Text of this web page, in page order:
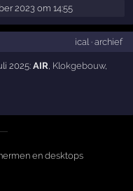
2023 om 14:55
ical· archief
2025:AIR, Klokgebouw,
en desktops